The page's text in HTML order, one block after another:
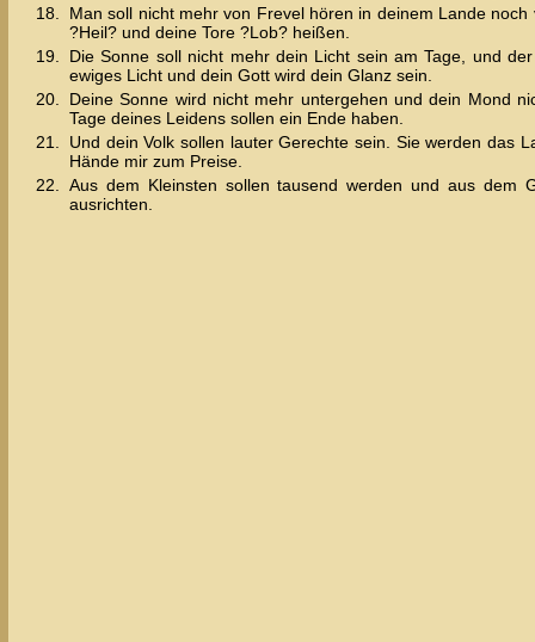
18.
Man soll nicht mehr von Frevel hören in deinem Lande
?Heil? und deine Tore ?Lob? heißen.
19.
Die Sonne soll nicht mehr dein Licht sein am Tage, und
ewiges Licht und dein Gott wird dein Glanz sein.
20.
Deine Sonne wird nicht mehr untergehen und dein Mond
Tage deines Leidens sollen ein Ende haben.
21.
Und dein Volk sollen lauter Gerechte sein. Sie werden das
Hände mir zum Preise.
22.
Aus dem Kleinsten sollen tausend werden und aus dem
ausrichten.